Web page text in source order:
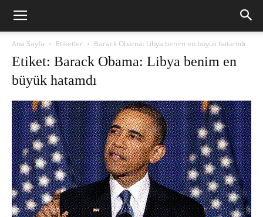
Ana Sayfa Etiketler Barack Obama: Libya benim en büyük hatamdı
Etiket: Barack Obama: Libya benim en
büyük hatamdı